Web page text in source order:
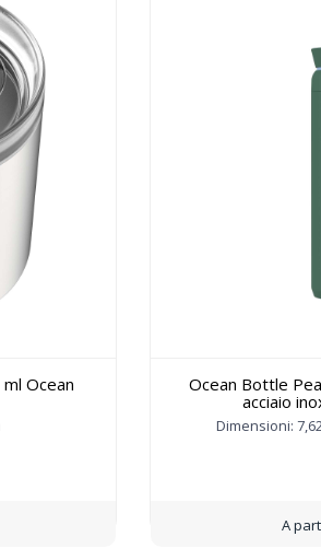
Ocean
Ocean Bottle
acciaio
Dimensioni: